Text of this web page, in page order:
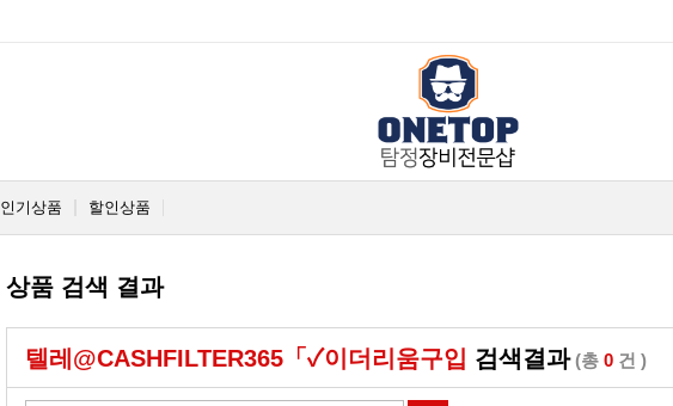
인기상품 할인상품
상품 검색 결과
텔레@CASHFILTER365「✓이더리움구입 검색결과(총 0 건 )